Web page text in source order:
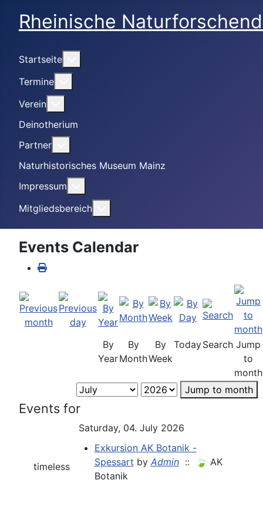
Rheinische
Startseite
Termine
Verein
Deinotherium
Partner
Naturhistorisches Museum Mainz
Impressum
Mitgliedsbereich
Events Calendar
By
Year
By
Month
By
Week
TodaySearch Jump
to
month
Jump to month
Events for
Saturday, 04. July 2026
timeless
Exkursion AK Botanik -
Spessart by Admin:: 🍃 AK
Botanik